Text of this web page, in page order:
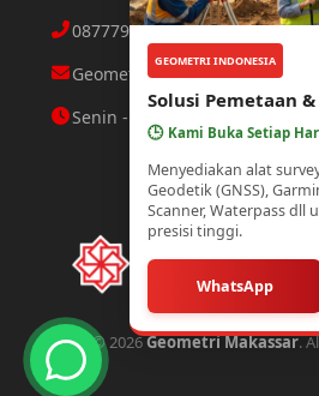
GEOMETRI INDONESIA
Solusi Pemetaan &
🕒 Kami Buka Setiap
Menyediakan alat
Geodetik (GNSS),
Scanner, Waterpass dll
presisi tinggi.
WhatsApp
087779564423 Abdul Aziz
Geometri.makassar@gmail.com
Senin - Minggu : 08.00 - 21.00
© 2026Geometri Makassar.